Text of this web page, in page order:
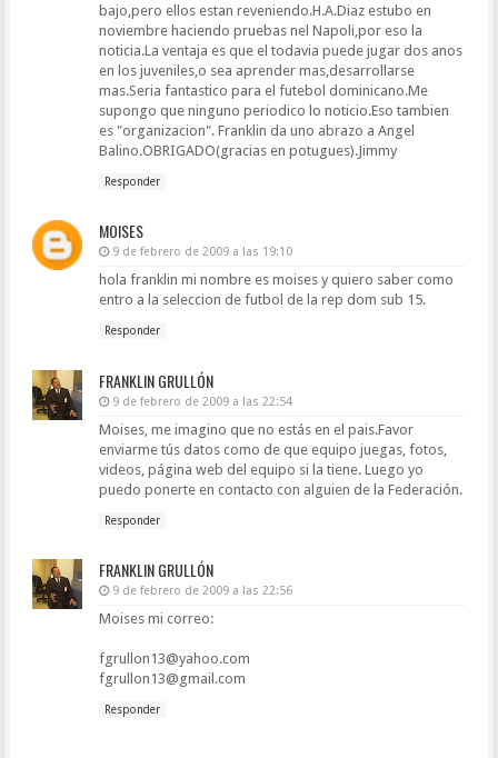
bajo,pero ellos estan reveniendo.H.A.Diaz estubo en
noviembre haciendo pruebas nel Napoli,por eso la
noticia.La ventaja es que el todavia puede jugar dos anos
en los juveniles,o sea aprender mas,desarrollarse
mas.Seria fantastico para el futebol dominicano.Me
supongo que ninguno periodico lo noticio.Eso tambien
es "organizacion". Franklin da uno abrazo a Angel
Balino.OBRIGADO(gracias en potugues).Jimmy
Responder
MOISES
9 de febrero de 2009 a las 19:10
hola franklin mi nombre es moises y quiero saber como
entro a la seleccion de futbol de la rep dom sub 15.
Responder
FRANKLIN GRULLÓN
9 de febrero de 2009 a las 22:54
Moises, me imagino que no estás en el pais.Favor
enviarme tús datos como de que equipo juegas, fotos,
videos, página web del equipo si la tiene. Luego yo
puedo ponerte en contacto con alguien de la Federación.
Responder
FRANKLIN GRULLÓN
9 de febrero de 2009 a las 22:56
Moises mi correo:
fgrullon13@yahoo.com
fgrullon13@gmail.com
Responder